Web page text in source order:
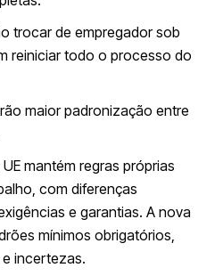
trocar de empregador sob
reiniciar todo o processo do
maior padronização entre
mantém regras próprias
com diferenças
e garantias. A nova
mínimos obrigatórios,
incertezas.